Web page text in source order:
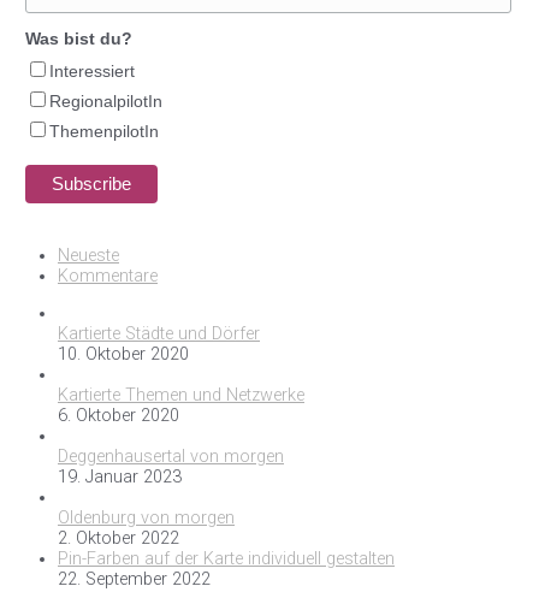
Was bist du?
Interessiert
RegionalpilotIn
ThemenpilotIn
Neueste
Kommentare
Kartierte Städte und Dörfer
10. Oktober 2020
Kartierte Themen und Netzwerke
6. Oktober 2020
Deggenhausertal von morgen
19. Januar 2023
Oldenburg von morgen
2. Oktober 2022
Pin-Farben auf der Karte individuell gestalten
22. September 2022